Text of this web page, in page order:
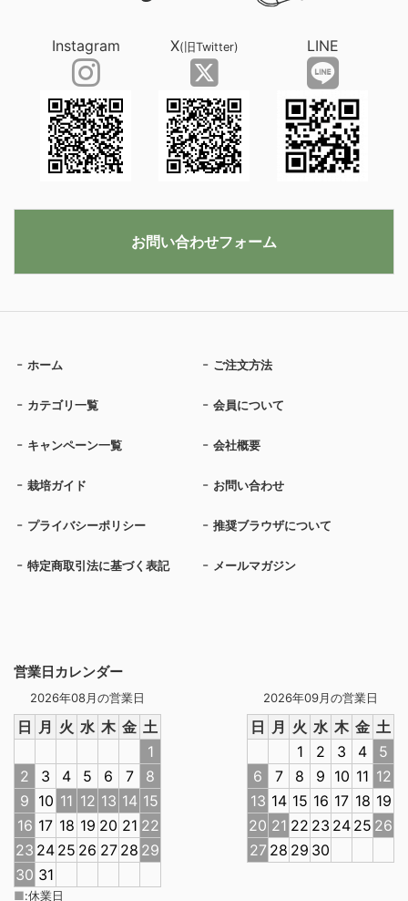
営業日カレンダー
2026年08月の営業日
日 月 火 水 木 金 土
1
2
3 4 5 6 7
8
9 10 11 12 13 14 15
16 17 18 19 20 21 22
23 24 25 26 27 28 29
30 31
2026年09月の営業日
日 月 火 水 木 金 土
1
2 3 4
5
6
7 8 9 10 11 12
13 14 15 16 17 18 19
20 21 22 23 24 25 26
27 28 29 30
■:休業日
ホーム ご注文方法
カテゴリ一覧 会員について
キャンペーン一覧 会社概要
栽培ガイド お問い合わせ
プライバシーポリシー 推奨ブラウザについて
特定商取引法に基づく表記 メールマガジン
Instagram X(旧Twitter) LINE
お問い合わせフォーム